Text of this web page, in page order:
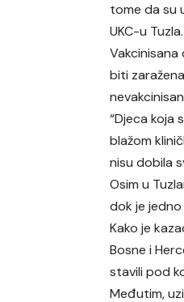
tome da su
UKC-u Tuzla.
Vakcinisana
biti
“Djeca koja
blažom
nisu dobila
Osim u
dok je
Kako je
Bosne i
stavili pod
Međutim,